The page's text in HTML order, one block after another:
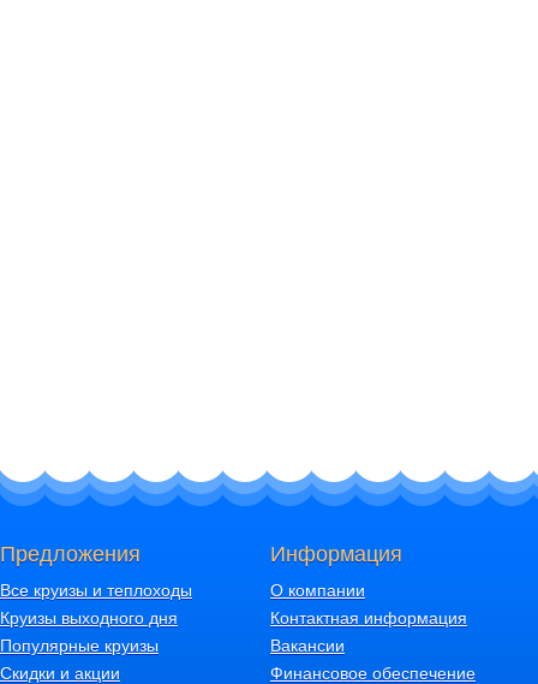
Предложения
Все круизы и теплоходы
Круизы выходного дня
Популярные круизы
Скидки и акции
Информация
О компании
Контактная информация
Вакансии
Финансовое обеспечение